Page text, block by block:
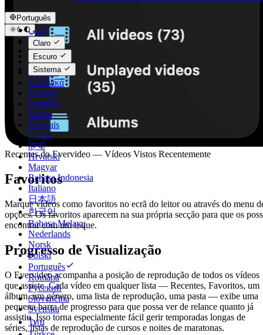
Português
عربي
Català
Čeština
Dansk
Deutsch
Ελληνικά
English
Español
Suomi
Français
עברית
हिन्दी
Hrvatski
Magyar
Bahasa Indonesia
Italiano
日本語
한국어
Bahasa Melayu
Nederlands
Norsk
Polski
Português
Română
Русский
Slovenčina
Svenska
ไทย
Claro
Escuro
Sistema
Recentes do Evervideo — Vídeos Vistos Recentemente
Favoritos
Marque vídeos como favoritos no ecrã do leitor ou através do menu
opções. Os favoritos aparecem na sua própria secção para que os
encontrar com um toque.
Progresso de Visualização
O Evervideo acompanha a posição de reprodução de todos os vídeos
que assiste. Cada vídeo em qualquer lista — Recentes, Favoritos, um
álbum, um género, uma lista de reprodução, uma pasta — exibe uma
pequena barra de progresso para que possa ver de relance quanto já
assistiu. Isso torna especialmente fácil gerir temporadas longas de
séries, listas de reprodução de cursos e noites de maratonas.